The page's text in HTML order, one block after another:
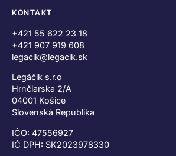
KONTAKT
+421 55 622 23 18
+421 907 919 608
legacik@legacik.sk
Legáčik s.r.o
Hrnčiarska 2/A
04001 Košice
Slovenská Republika
IČO: 47556927
IČ DPH: SK2023978330